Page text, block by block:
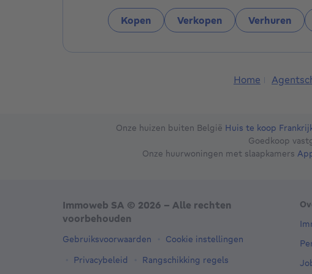
Kopen Verkopen Verhuren
Home
Onze huizen buiten België Huis te koop
Goedkoop
Onze huurwoningen met slaapkamers
Immoweb SA © 2026 - Alle rechten
voorbehouden
Gebruiksvoorwaarden
Cookie instellingen
Privacybeleid
Rangschikking regels